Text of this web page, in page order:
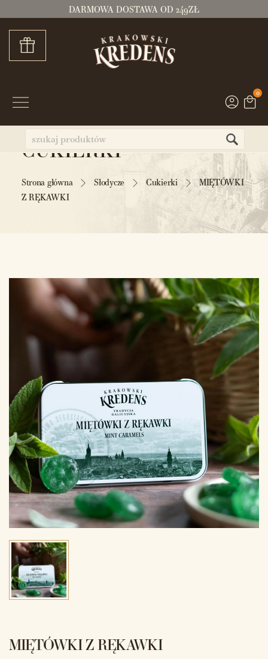
DARMOWA DOSTAWA OD 249ZŁ
0
CUKIERKI
Strona główna Słodycze Cukierki
MIĘTÓWKI
Z RĘKAWKI
MIĘTÓWKI Z RĘKAWKI